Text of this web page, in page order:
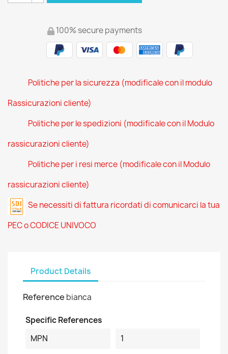
100% secure payments
Politiche per la sicurezza (modificale con il modulo
Rassicurazioni cliente)
Politiche per le spedizioni (modificale con il Modulo
rassicurazioni cliente)
Politiche per i resi merce (modificale con il Modulo
rassicurazioni cliente)
Se necessiti di fattura ricordati di comunicarci la tua
PEC o CODICE UNIVOCO
Product Details
Reference bianca
Specific References
MPN
1